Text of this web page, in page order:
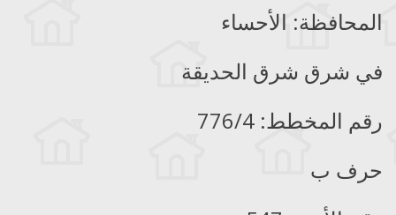
المحافظة: الأحساء
في شرق شرق الحديقة
رقم المخطط: 776/4
حرف ب